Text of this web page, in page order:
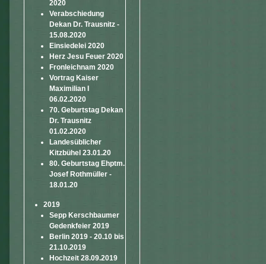
2020
Verabschiedung
Dekan Dr. Trausnitz -
15.08.2020
Einsiedelei 2020
Herz Jesu Feuer 2020
Fronleichnam 2020
Vortrag Kaiser
Maximilian I
06.02.2020
70. Geburtstag Dekan
Dr. Trausnitz
01.02.2020
Landesüblicher
Kitzbühel 23.01.20
80. Geburtstag Ehptm.
Josef Rothmüller -
18.01.20
2019
Sepp Kerschbaumer
Gedenkfeier 2019
Berlin 2019 - 20.10 bis
21.10.2019
Hochzeit 28.09.2019